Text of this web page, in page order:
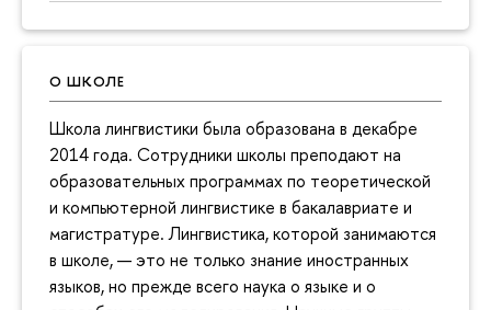
О ШКОЛЕ
Школа лингвистики была образована в декабре
2014 года. Сотрудники школы преподают на
образовательных программах по теоретической
и компьютерной лингвистике в бакалавриате и
магистратуре. Лингвистика, которой занимаются
в школе, — это не только знание иностранных
языков, но прежде всего наука о языке и о